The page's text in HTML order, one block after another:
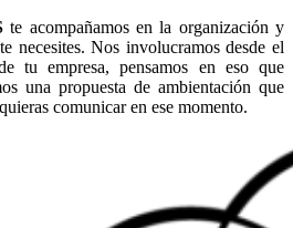
te acompañamos en la organización y
necesites. Nos involucramos desde el
tu empresa, pensamos en eso que
una propuesta de ambientación que
comunicar en ese momento.